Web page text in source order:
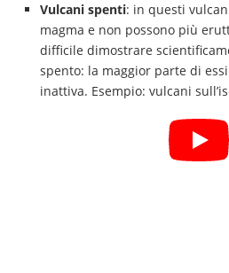
Vulcani spenti: in questi
magma e non possono più
difficile dimostrare
spento: la maggior parte di
inattiva. Esempio: vulcani